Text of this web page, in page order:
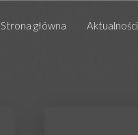
Strona główna Aktualności